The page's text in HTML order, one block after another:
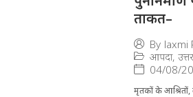
ताकत–
By laxmi
आपदा,
04/08/
मृतकों के आश्रितों,